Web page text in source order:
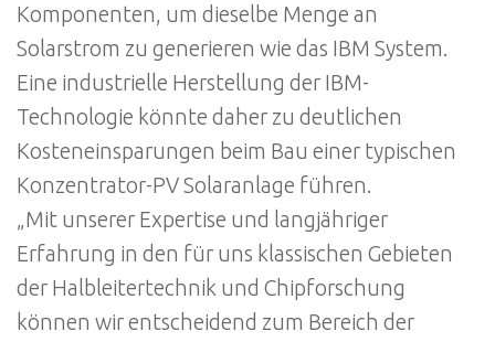
Komponenten, um dieselbe Menge an
Solarstrom zu generieren wie das IBM System.
Eine industrielle Herstellung der IBM-
Technologie könnte daher zu deutlichen
Kosteneinsparungen beim Bau einer typischen
Konzentrator-PV Solaranlage führen.
„Mit unserer Expertise und langjähriger
Erfahrung in den für uns klassischen Gebieten
der Halbleitertechnik und Chipforschung
können wir entscheidend zum Bereich der